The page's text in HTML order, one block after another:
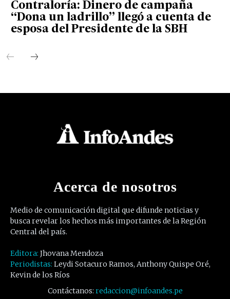
Contraloría: Dinero de campaña
“Dona un ladrillo” llegó a cuenta de
esposa del Presidente de la SBH
Acerca de nosotros
Medio de comunicación digital que difunde noticias y
busca revelar los hechos más importantes de la Región
Central del país.
Editora: Jhovana Mendoza
Periodistas: Leydi Sotacuro Ramos, Anthony Quispe Oré,
Kevin de los Ríos
Contáctanos: redaccion@infoandes.pe